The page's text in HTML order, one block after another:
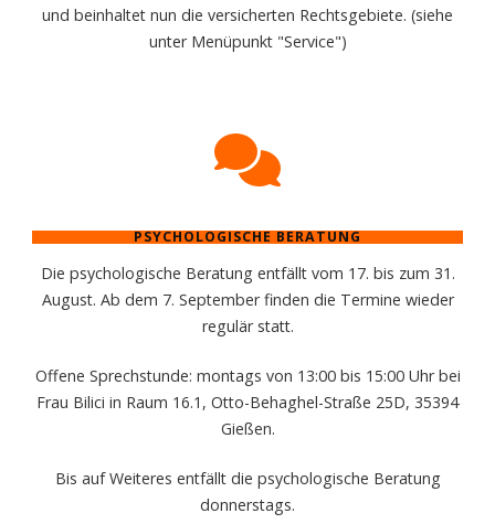
und beinhaltet nun die versicherten Rechtsgebiete. (siehe
unter Menüpunkt "Service")
PSYCHOLOGISCHE BERATUNG
Die psychologische Beratung entfällt vom 17. bis zum 31.
August. Ab dem 7. September finden die Termine wieder
regulär statt.
Offene Sprechstunde: montags von 13:00 bis 15:00 Uhr bei
Frau Bilici in Raum 16.1, Otto-Behaghel-Straße 25D, 35394
Gießen.
Bis auf Weiteres entfällt die psychologische Beratung
donnerstags.